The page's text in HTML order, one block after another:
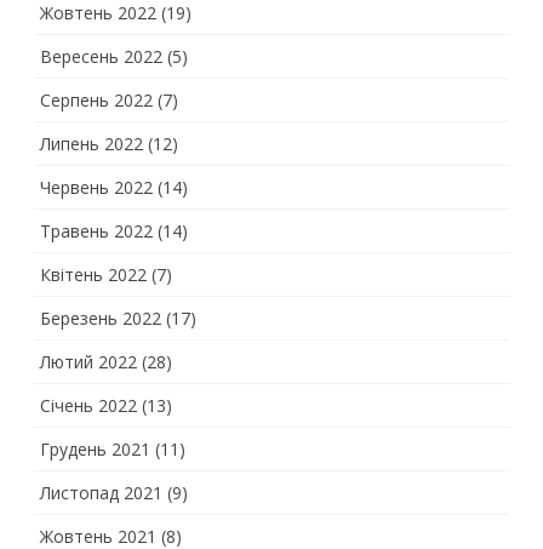
Жовтень 2022 (19)
Вересень 2022 (5)
Серпень 2022 (7)
Липень 2022 (12)
Червень 2022 (14)
Травень 2022 (14)
Квітень 2022 (7)
Березень 2022 (17)
Лютий 2022 (28)
Січень 2022 (13)
Грудень 2021 (11)
Листопад 2021 (9)
Жовтень 2021 (8)